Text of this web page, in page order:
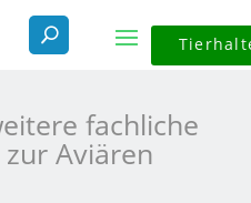
fachliche
Aviären